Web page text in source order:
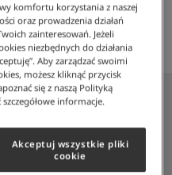
Dzianiny
komfortu korzystania z naszej
oraz prowadzenia działań
zainteresowań. Jeżeli
niezbędnych do działania
Aby zarządzać swoimi
możesz kliknąć przycisk
się z naszą Polityką
informacje.
Akceptuj wszystkie pliki
cookie